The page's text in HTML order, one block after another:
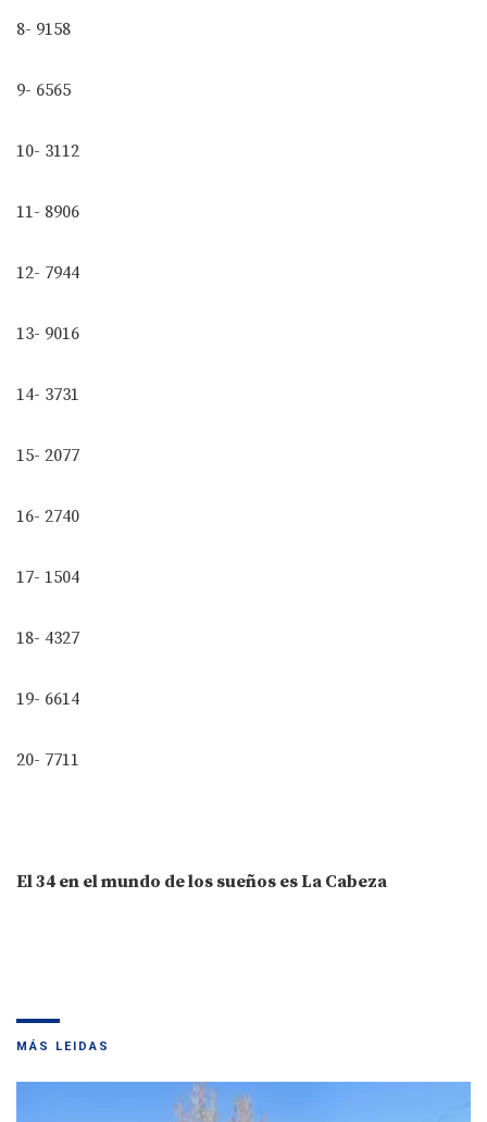
8- 9158
9- 6565
10- 3112
11- 8906
12- 7944
13- 9016
14- 3731
15- 2077
16- 2740
17- 1504
18- 4327
19- 6614
20- 7711
El 34 en el mundo de los sueños es La Cabeza
MÁS LEIDAS